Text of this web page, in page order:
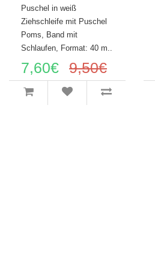
Puschel in weiß
Ziehschleife mit Puschel
Poms, Band mit
Schlaufen, Format: 40 m..
7,60€ 9,50€